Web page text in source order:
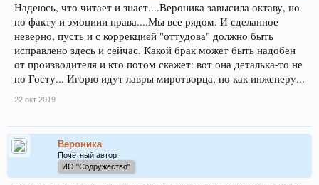
МЦР и публикации дневников...
Во вторых, чтобы составить понимание его творчества, следует
читать его книги целиком (хотя бы одну), в данном случае я просто
привел в тему один лишь параграф.
Надеюсь, что читает и знает....Вероника завысила октаву, но
по факту и эмоциии права....Мы все рядом. И сделанное
неверно, пусть и с коррекцией "оттудова" должно быть
исправлено здесь и сейчас. Какой брак может быть надобен
от производителя и кто потом скажет: вот она деталька-то не
по Госту... Игорю идут лавры миротворца, но как инженеру...
22 окт 2019
Вероника
Почётный автор
ИО "Содружество"